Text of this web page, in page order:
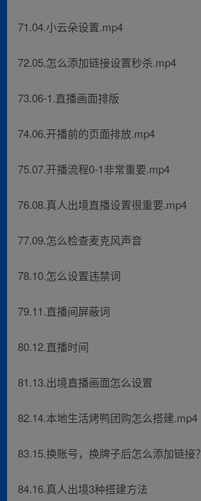
71.04.小云朵设置.mp4
72.05.怎么添加链接设置秒杀.mp4
73.06-1.直播画面排版
74.06.开播前的页面排放.mp4
75.07.开播流程0-1非常重要.mp4
76.08.真人出境直播设置很重要.mp4
77.09.怎么检查麦克风声音
78.10.怎么设置违禁词
79.11.直播间屏蔽词
80.12.直播时间
81.13.出境直播画面怎么设置
82.14.本地生活烤鸭团购怎么搭建.mp4
83.15.换账号，换牌子后怎么添加链接？
84.16.真人出境3种搭建方法